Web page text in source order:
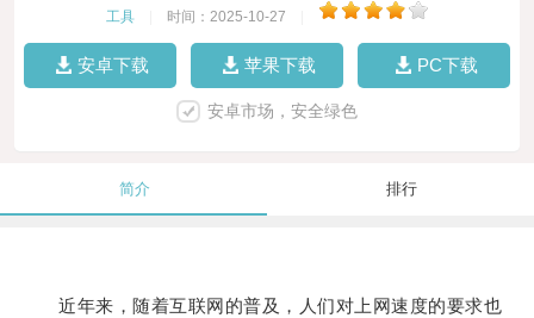
工具 时间：2025-10-27
安卓下载 苹果下载 PC下载
安卓市场，安全绿色
简介 排行
近年来，随着互联网的普及，人们对上网速度的要求也